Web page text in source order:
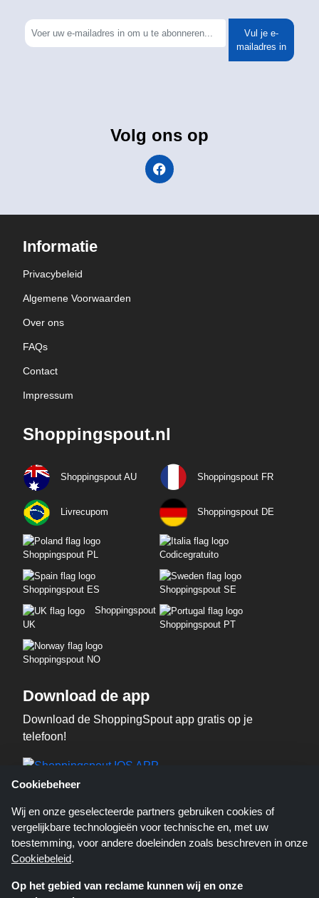
Vul je e-
mailadres in
Volg ons op
Informatie
Privacybeleid
Algemene Voorwaarden
Over ons
FAQs
Contact
Impressum
Shoppingspout.nl
Shoppingspout AU Shoppingspout FR
Livrecupom Shoppingspout DE
Shoppingspout PL Codicegratuito
Shoppingspout ES
Shoppingspout SE
Shoppingspout
UK
Shoppingspout PT
Shoppingspout NO
Download de app
Download de ShoppingSpout app gratis op je
telefoon!
biedt; deze deals of aanbiedingen worden beschikbaar gesteld door
Cookiebeheer
Wij en onze geselecteerde partners gebruiken cookies of
vergelijkbare technologieën voor technische en, met uw
toestemming, voor andere doeleinden zoals beschreven in onze
Cookiebeleid.
Op het gebied van reclame kunnen wij en onze